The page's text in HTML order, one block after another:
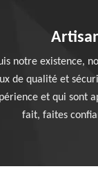
notre existence,
de qualité et
et qui sont
fait, faites